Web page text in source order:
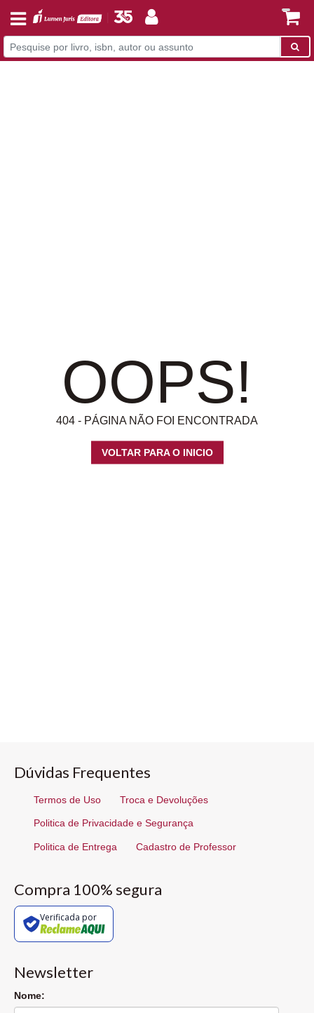
OOPS!
404 - PÁGINA NÃO FOI ENCONTRADA
VOLTAR PARA O INICIO
Dúvidas Frequentes
Termos de Uso Troca e Devoluções
Politica de Privacidade e Segurança
Politica de Entrega Cadastro de Professor
Compra 100% segura
Verificada por
Newsletter
Nome: